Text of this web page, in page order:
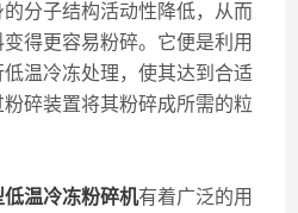
分子结构活动性降低，从而
得更容易粉碎。它便是利用
温冷冻处理，使其达到合适
碎装置将其粉碎成所需的粒
低温冷冻粉碎机有着广泛的用